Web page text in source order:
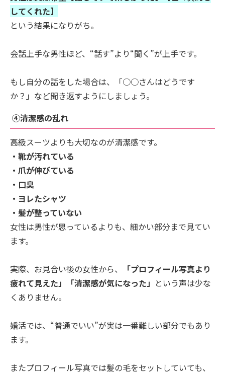
してくれた】
という結果になりがち。
会話上手な男性ほど、“話す”より“聞く”が上手です。
もし自分の話をした場合は、「○○さんはどうです
か？」など聞き返すようにしましょう。
④清潔感の乱れ
高級スーツよりも大切なのが清潔感です。
・靴が汚れている
・爪が伸びている
・口臭
・ヨレたシャツ
・髪が整っていない
女性は男性が思っているよりも、細かい部分まで見てい
ます。
実際、お見合い後の女性から、
「プロフィール写真より
疲れて見えた」「清潔感が気になった」 という声は少な
くありません。
婚活では、“普通でいい”が実は一番難しい部分でもあり
ます。
またプロフィール写真では髪の毛をセットしていても、